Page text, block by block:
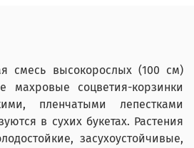
смесь высокорослых (100 см)
махровые соцветия-корзинки
пленчатыми лепестками
в сухих букетах. Растения
засухоустойчивые,